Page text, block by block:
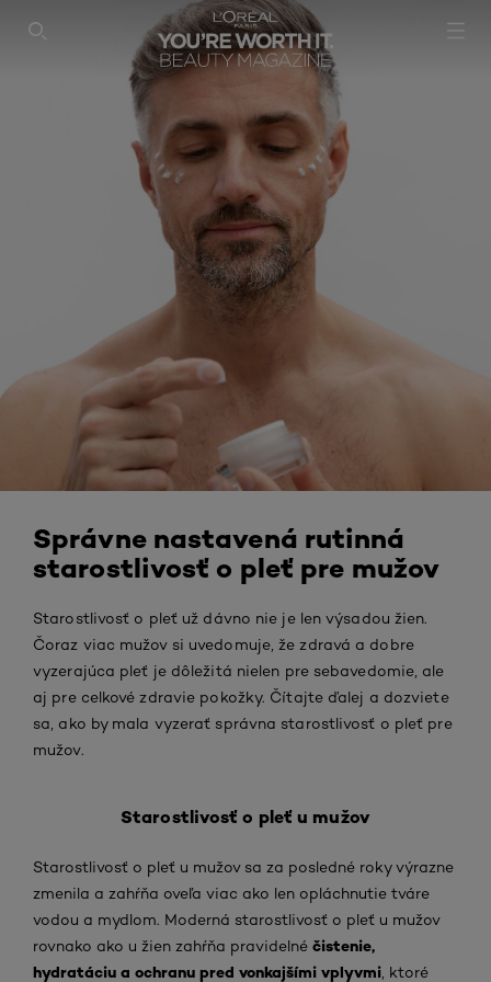
SEARCH THIS SITE
Správne nastavená rutinná
starostlivosť o pleť pre mužov
Starostlivosť o pleť už dávno nie je len výsadou žien.
Čoraz viac mužov si uvedomuje, že zdravá a dobre
vyzerajúca pleť je dôležitá nielen pre sebavedomie, ale
aj pre celkové zdravie pokožky. Čítajte ďalej a dozviete
sa, ako by mala vyzerať správna starostlivosť o pleť pre
mužov.
Starostlivosť o pleť u mužov
Starostlivosť o pleť u mužov sa za posledné roky výrazne
zmenila a zahŕňa oveľa viac ako len opláchnutie tváre
vodou a mydlom. Moderná starostlivosť o pleť u mužov
rovnako ako u žien zahŕňa pravidelné čistenie,
hydratáciu a ochranu pred vonkajšími vplyvmi , ktoré